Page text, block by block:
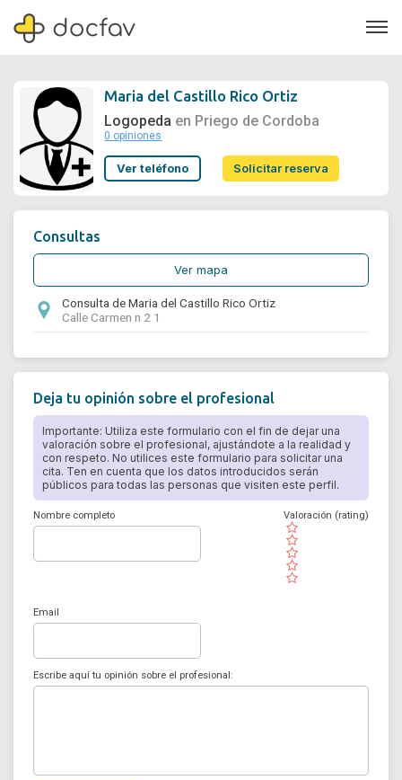
Soporte
Maria del Castillo Rico Ortiz
Logopeda en Priego de Cordoba
0 opiniones
Ver teléfono Solicitar reserva
Consultas
Ver mapa
Consulta de Maria del Castillo Rico Ortiz
Calle Carmen n 2 1
Deja tu opinión sobre el profesional
Importante: Utiliza este formulario con el fin de dejar una
valoración sobre el profesional, ajustándote a la realidad y
con respeto. No utilices este formulario para solicitar una
cita. Ten en cuenta que los datos introducidos serán
públicos para todas las personas que visiten este perfil.
Nombre completo
( )
( )
( )
( )
( )
Valoración (rating)
Email
Escribe aquí tu opinión sobre el profesional: